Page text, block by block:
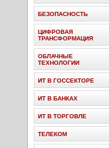
БЕЗОПАСНОСТЬ
ЦИФРОВАЯ
ТРАНСФОРМАЦИЯ
ОБЛАЧНЫЕ
ТЕХНОЛОГИИ
ИТ В ГОССЕКТОРЕ
ИТ В БАНКАХ
ИТ В ТОРГОВЛЕ
ТЕЛЕКОМ